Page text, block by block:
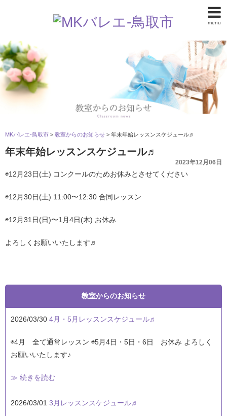
menu
MKバレエ-鳥取市 > 教室からのお知らせ > 年末年始レッスンスケジュール♬
年末年始レッスンスケジュール♬
2023年12月06日
◉12月23日(土) コンクールのためお休みとさせてください
◉12月30日(土) 11:00〜12:30 合同レッスン
◉12月31日(日)〜1月4日(木) お休み
よろしくお願いいたします♬
教室からのお知らせ
2026/03/30 4月・5月レッスンスケジュール♬
◉4月 全て通常レッスン ◉5月4日・5日・6日 お休み よろしく
お願いいたします♪
≫ 続きを読む
2026/03/01 3月レッスンスケジュール♬